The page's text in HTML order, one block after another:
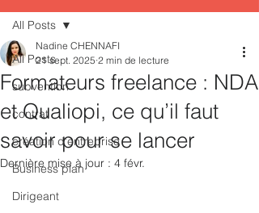
All Posts
subvention
contrat
création d'entreprise
Business plan
Dirigeant
All Posts
Formateurs freelance : NDA
et Qualiopi, ce qu’il faut
savoir pour se lancer
Nadine CHENNAFI
21 sept. 2025 2 min de lecture
Dernière mise à jour : 4 févr.